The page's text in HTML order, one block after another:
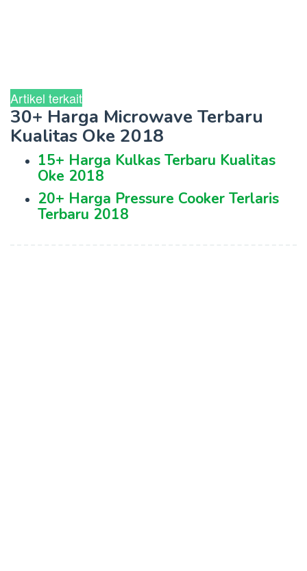
Artikel terkait
30+ Harga Microwave Terbaru
Kualitas Oke 2018
15+ Harga Kulkas Terbaru Kualitas
Oke 2018
20+ Harga Pressure Cooker Terlaris
Terbaru 2018